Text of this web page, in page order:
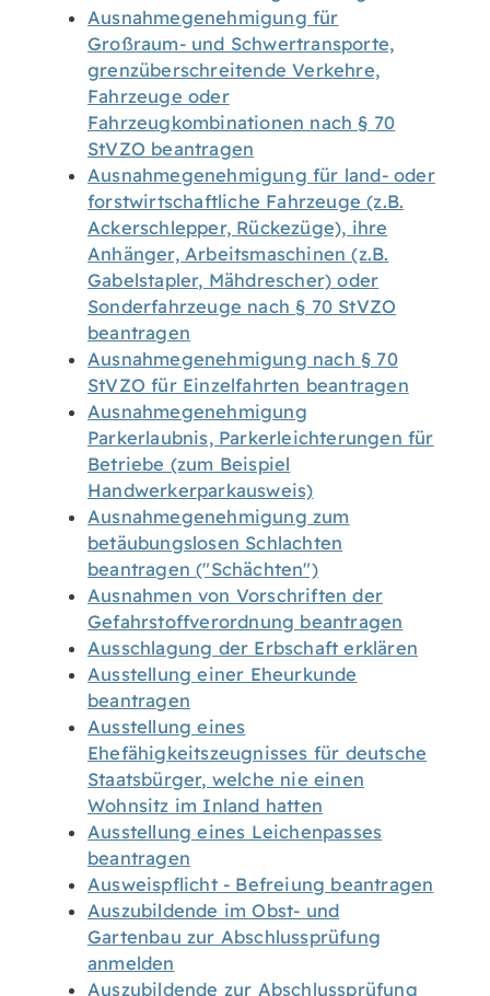
Ausnahmegenehmigung für
Großraum- und Schwertransporte,
grenzüberschreitende Verkehre,
Fahrzeuge oder
Fahrzeugkombinationen nach § 70
StVZO beantragen
Ausnahmegenehmigung für land- oder
forstwirtschaftliche Fahrzeuge (z.B.
Ackerschlepper, Rückezüge), ihre
Anhänger, Arbeitsmaschinen (z.B.
Gabelstapler, Mähdrescher) oder
Sonderfahrzeuge nach § 70 StVZO
beantragen
Ausnahmegenehmigung nach § 70
StVZO für Einzelfahrten beantragen
Ausnahmegenehmigung
Parkerlaubnis, Parkerleichterungen für
Betriebe (zum Beispiel
Handwerkerparkausweis)
Ausnahmegenehmigung zum
betäubungslosen Schlachten
beantragen ("Schächten")
Ausnahmen von Vorschriften der
Gefahrstoffverordnung beantragen
Ausschlagung der Erbschaft erklären
Ausstellung einer Eheurkunde
beantragen
Ausstellung eines
Ehefähigkeitszeugnisses für deutsche
Staatsbürger, welche nie einen
Wohnsitz im Inland hatten
Ausstellung eines Leichenpasses
beantragen
Ausweispflicht - Befreiung beantragen
Auszubildende im Obst- und
Gartenbau zur Abschlussprüfung
anmelden
Auszubildende zur Abschlussprüfung